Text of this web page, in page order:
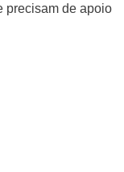
precisam de apoio